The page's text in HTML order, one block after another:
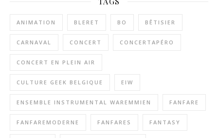
ANIMATION BLERET BO BÊTISIER
CARNAVAL CONCERT CONCERTAPÉRO
CONCERT EN PLEIN AIR
CULTURE GEEK BELGIQUE EIW
ENSEMBLE INSTRUMENTAL WAREMMIEN FANFARE
FANFAREMODERNE FANFARES FANTASY